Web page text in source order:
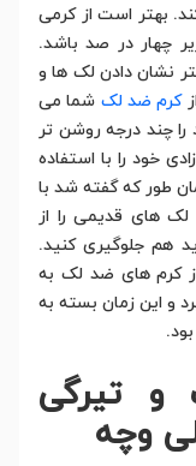
بهتر است از کرمی
چهار در صد باشد.
نشان دادن لک ها و
کرم ضد لک شما می
چند درجه روشن تر
خود را با استفاده
طور که گفته شد با
لک های قدیمی را از
هم جلوگیری کنید.
کرم های ضد لک به
و این زمان بسته به
و تیرگی
وچه